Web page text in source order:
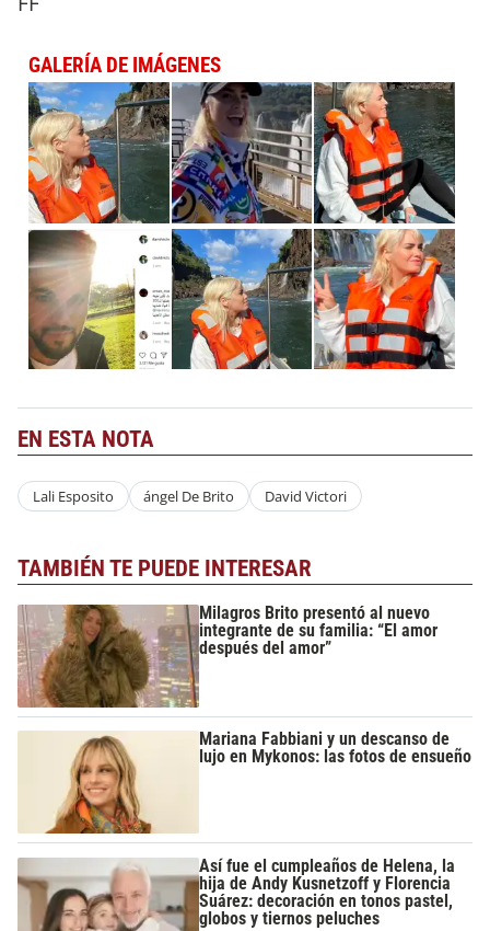
GALERÍA DE IMÁGENES
EN ESTA NOTA
Lali Esposito ángel De Brito David Victori
TAMBIÉN TE PUEDE INTERESAR
Milagros Brito presentó al nuevo
integrante de su familia: “El amor
después del amor”
Mariana Fabbiani y un descanso de
lujo en Mykonos: las fotos de ensueño
Así fue el cumpleaños de Helena, la
hija de Andy Kusnetzoff y Florencia
Suárez: decoración en tonos pastel,
globos y tiernos peluches